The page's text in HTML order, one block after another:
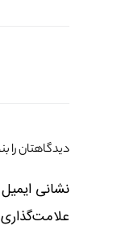
دیدگاهتان را
نشانی